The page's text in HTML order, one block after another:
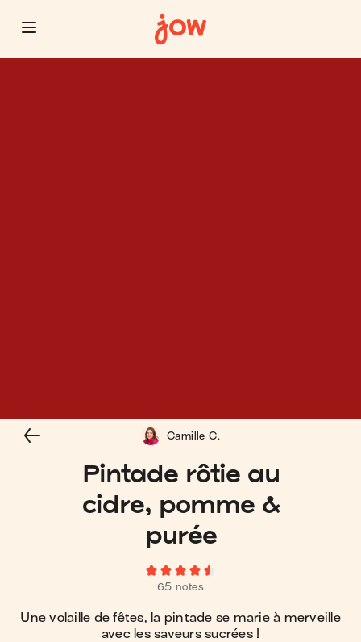
Pintade rôtie au
cidre, pomme &
purée
65 notes
Une volaille de fêtes, la pintade se marie à merveille
avec les saveurs sucrées !
Camille C.